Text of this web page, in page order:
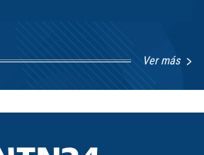
Ver más